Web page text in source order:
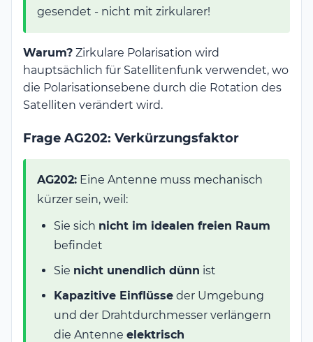
gesendet - nicht mit zirkularer!
Warum? Zirkulare Polarisation wird
hauptsächlich für Satellitenfunk verwendet, wo
die Polarisationsebene durch die Rotation des
Satelliten verändert wird.
Frage AG202: Verkürzungsfaktor
AG202: Eine Antenne muss mechanisch
kürzer sein, weil:
Sie sich nicht im idealen freien Raum
befindet
Sie nicht unendlich dünn ist
Kapazitive Einflüsse der Umgebung
und der Drahtdurchmesser verlängern
die Antenne elektrisch